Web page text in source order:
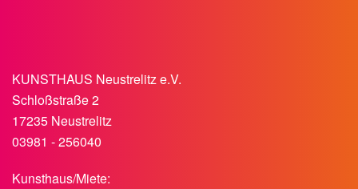
KUNSTHAUS Neustrelitz e.V.
Schloßstraße 2
17235 Neustrelitz
03981 - 256040
Kunsthaus/Miete: